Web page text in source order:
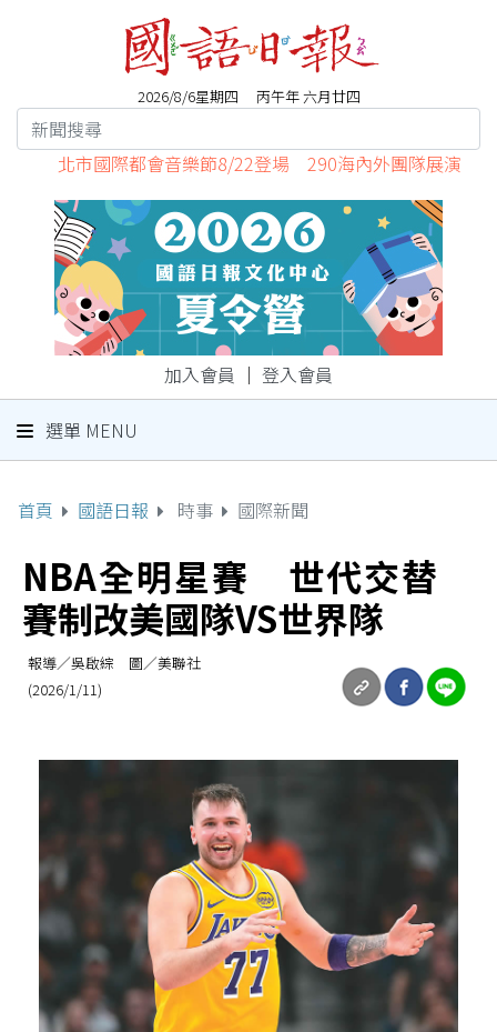
2026/8/6星期四 丙午年 六月廿四
北市國際都會音樂節8/22登場 290海內外團隊展演
加入會員 ｜ 登入會員
選單 MENU
首頁 國語日報 時事 國際新聞
NBA全明星賽 世代交替
賽制改美國隊VS世界隊
報導／吳啟綜 圖／美聯社
(2026/1/11)